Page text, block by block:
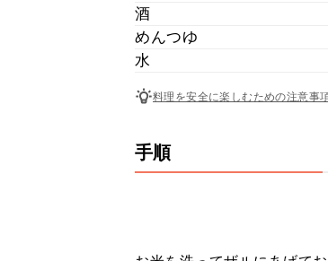
酒
めんつゆ
水
料理を安全に楽しむための注意事
手順